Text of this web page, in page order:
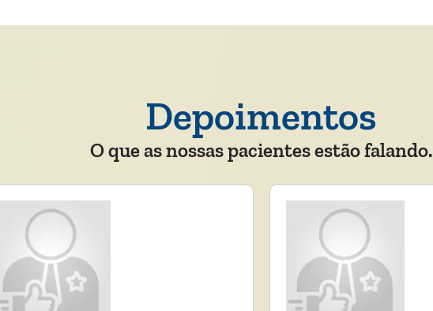
Depoimentos
O que as nossas pacientes estão falando.